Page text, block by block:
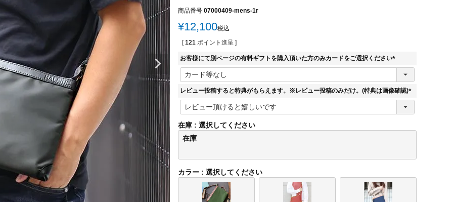
商品番号 07000409-mens-1r
¥12,100税込
[ 121 ポイント進呈 ]
お客様にて別ページの有料ギフトを購入頂いた方のみカードをご選択ください
(
須
レビュー投稿すると特典がもらえます。※レビュー投稿のみだけ。(特典は画像確認)
(
)
在庫
選択してください
在庫
カラー 選択してください